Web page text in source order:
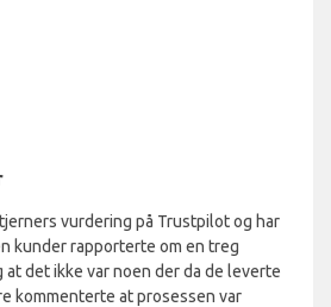
vurdering på Trustpilot og har
kunder rapporterte om en treg
det ikke var noen der da de leverte
kommenterte at prosessen var